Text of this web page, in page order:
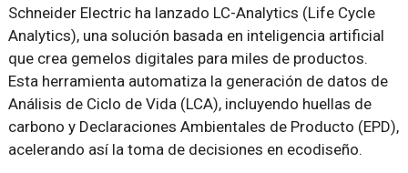
Schneider Electric ha lanzado LC-Analytics (Life Cycle
Analytics), una solución basada en inteligencia artificial
que crea gemelos digitales para miles de productos.
Esta herramienta automatiza la generación de datos de
Análisis de Ciclo de Vida (LCA), incluyendo huellas de
carbono y Declaraciones Ambientales de Producto (EPD),
acelerando así la toma de decisiones en ecodiseño.